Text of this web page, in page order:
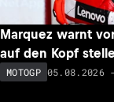
Marquez warnt
auf den Kopf
MOTOGP 05.08.2026